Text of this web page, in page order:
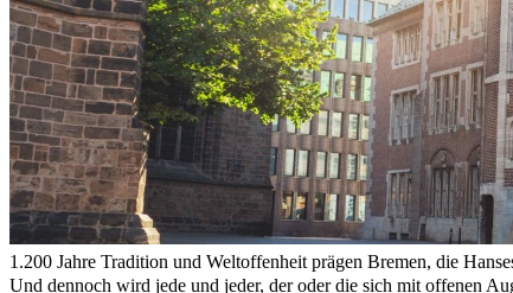
1.200 Jahre Tradition und Weltoffenheit prägen Bremen, die
Und dennoch wird jede und jeder, der oder die sich mit offenen